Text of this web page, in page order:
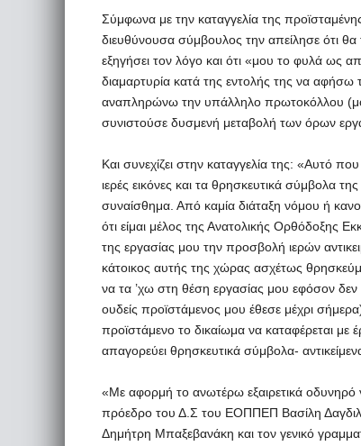
Σύμφωνα με την καταγγελία της
διευθύνουσα σύμβουλος την απείλησε ότι
εξηγήσει τον λόγο και ότι «μου το φυλά ως
διαμαρτυρία κατά της εντολής της να αφήσω
αναπληρώνω την υπάλληλο πρωτοκόλλου
συνιστούσε δυσμενή μεταβολή των όρων
Και συνεχίζει στην καταγγελία της: «Αυτό
ιερές εικόνες και τα θρησκευτικά σύμβολα
συναίσθημα. Από καμία διάταξη νόμου ή
ότι είμαι μέλος της Ανατολικής Ορθόδοξης
της εργασίας μου την προσβολή ιερών
κάτοικος αυτής της χώρας ασχέτως
να τα ’χω στη θέση εργασίας μου εφόσον
ουδείς προϊστάμενος μου έθεσε μέχρι
προϊστάμενο το δικαίωμα να καταφέρεται με
απαγορεύει θρησκευτικά σύμβολα-
«Με αφορμή το ανωτέρω εξαιρετικά οδυνηρό
πρόεδρο του Δ.Σ του ΕΟΠΠΕΠ Βασίλη
Δημήτρη Μπαξεβανάκη και τον γενικό